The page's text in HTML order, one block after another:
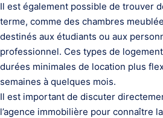
Il est également possible de trouver
terme, comme des chambres
destinés aux étudiants ou aux
professionnel. Ces types de
durées minimales de location plus
semaines à quelques mois.
Il est important de discuter
l’agence immobilière pour connaître